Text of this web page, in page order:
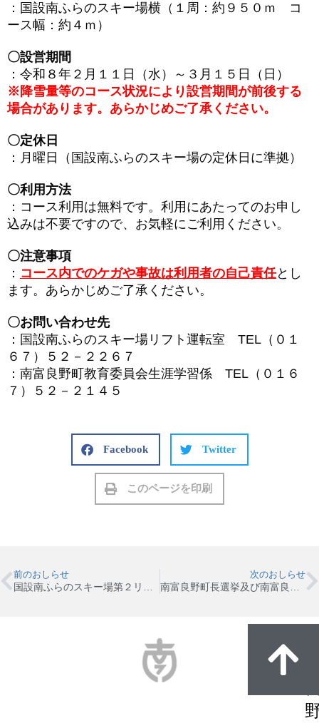
：国設南ふらのスキー場横（１周：約９５０ｍ コ
ース幅：約４ｍ）
〇設営期間
：令和８年２月１１日（水）～３月１５日（日）
※降雪量等のコース状況により設営期間が前後する
場合があります。あらかじめご了承ください。
〇定休日
：月曜日（国設南ふらのスキー場の定休日に準拠）
〇利用方法
：コース利用は無料です。利用にあたってのお申し
込みは不要ですので、お気軽にご利用ください。
〇注意事項
： コース内でのケガや事故は利用者の自己責任とし
ます。あらかじめご了承ください。
〇お問い合わせ先
：国設南ふらのスキー場リフト運転室 TEL（０１
６７）５２－２２６７
：南富良野町教育委員会生涯学習係 TEL（０１６
７）５２－２１４５
Facebook Twitter
このページを印刷
前のおしらせ 次のおしらせ